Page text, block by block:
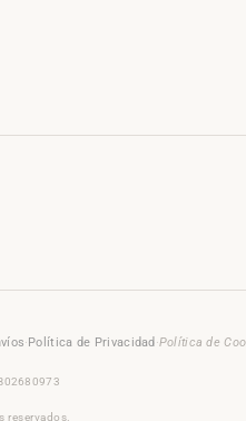
· Política de Privacidad ·Política de
reservados.